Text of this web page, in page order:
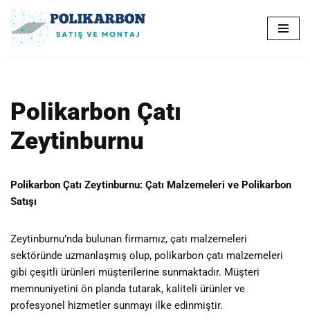
İçeriğe
Polikarbon Çatı
Zeytinburnu
Polikarbon Çatı Zeytinburnu: Çatı Malzemeleri ve Polikarbon
Satışı
Zeytinburnu’nda bulunan firmamız, çatı malzemeleri
sektöründe uzmanlaşmış olup, polikarbon çatı malzemeleri
gibi çeşitli ürünleri müşterilerine sunmaktadır. Müşteri
memnuniyetini ön planda tutarak, kaliteli ürünler ve
profesyonel hizmetler sunmayı ilke edinmiştir.